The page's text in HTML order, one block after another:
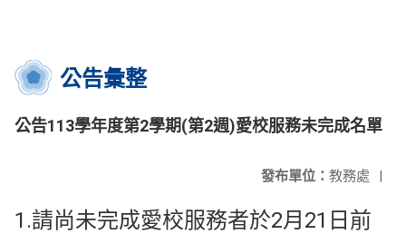
公告彙整
公告113學年度第2學期(第2週)愛校服務未完成名單
發布單位： 教務處 |
1.請尚未完成愛校服務者於2月21日前